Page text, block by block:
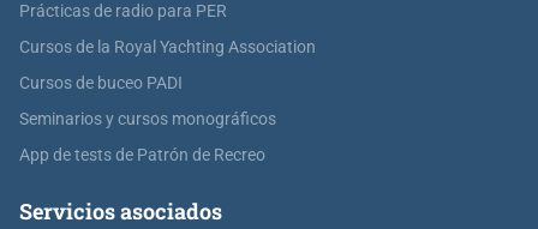
Prácticas de radio para PER
Cursos de la Royal Yachting Association
Cursos de buceo PADI
Seminarios y cursos monográficos
App de tests de Patrón de Recreo
Servicios asociados